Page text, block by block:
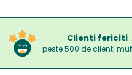
Clienti fericiti
peste 500 de clienti